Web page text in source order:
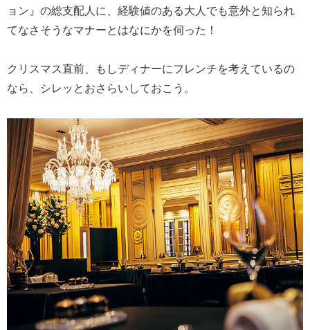
ョン』の総支配人に、経験値のある大人でも意外と知られ
てなさそうなマナーとはなにかを伺った！
クリスマス直前、もしディナーにフレンチを考えているの
なら、シレッとおさらいしておこう。